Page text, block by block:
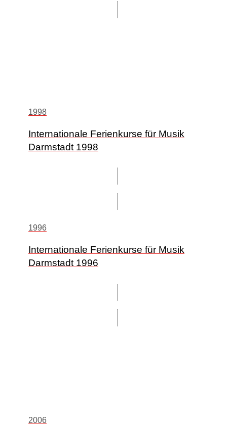
1998
Internationale Ferienkurse für Musik
Darmstadt 1998
1996
Internationale Ferienkurse für Musik
Darmstadt 1996
2006